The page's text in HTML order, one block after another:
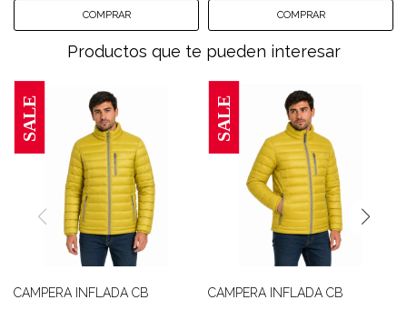
Productos que te pueden interesar
CAMPERA INFLADA CB
CAMPERA INFLADA CB